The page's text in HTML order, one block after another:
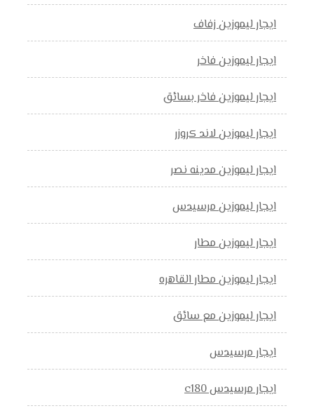
ايجار ليموزين زفاف
ايجار ليموزين فاخر
ايجار ليموزين فاخر بسائق
ايجار ليموزين لاند كروزر
ايجار ليموزين مدينه نصر
ايجار ليموزين مرسيدس
ايجار ليموزين مطار
ايجار ليموزين مطار القاهره
ايجار ليموزين مع سائق
ايجار مرسيدس
ايجار مرسيدس c180